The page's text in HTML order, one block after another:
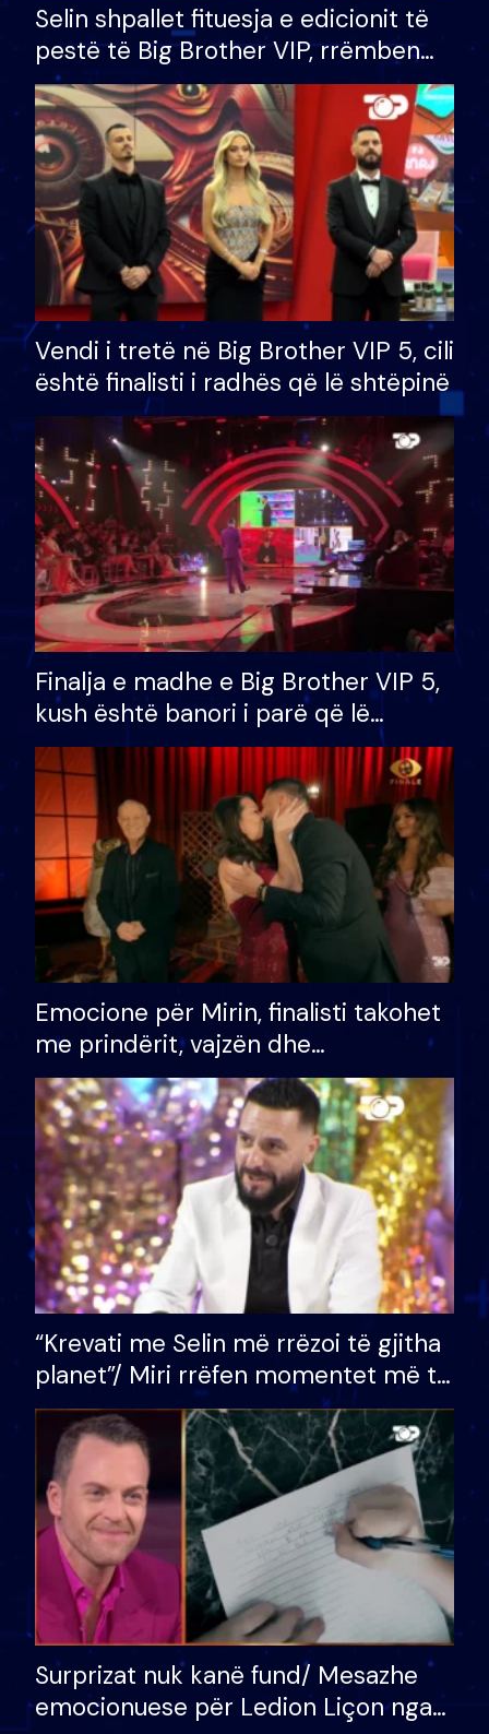
Selin shpallet fituesja e edicionit të
pestë të Big Brother VIP, rrëmben
çmimin e madh prej 100 mijë eurosh
Vendi i tretë në Big Brother VIP 5, cili
është finalisti i radhës që lë shtëpinë
Finalja e madhe e Big Brother VIP 5,
kush është banori i parë që lë
shtëpinë dhe humb mundësinë për
të fituar çmimin e madh
Emocione për Mirin, finalisti takohet
me prindërit, vajzën dhe
bashkëshorten: S’kemi ndonjë letër
divorci apo jo?
“Krevati me Selin më rrëzoi të gjitha
planet”/ Miri rrëfen momentet më të
bukura në shtëpinë e BB VIP: Do më
mungojë zilja e mëngjesit kur…
Surprizat nuk kanë fund/ Mesazhe
emocionuese për Ledion Liçon nga